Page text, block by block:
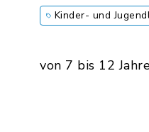
Kinder- und
von 7 bis 12